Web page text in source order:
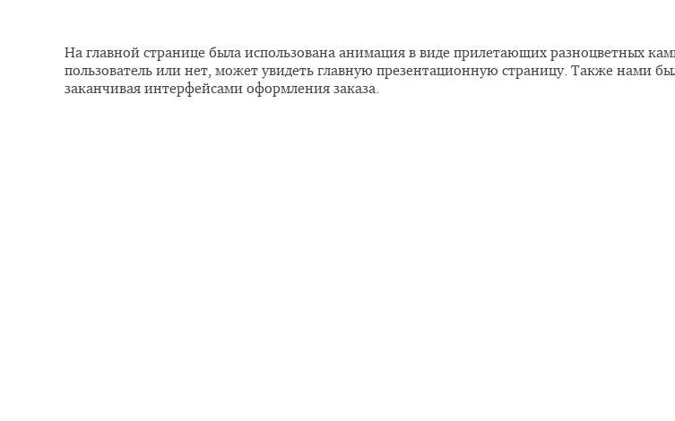
На главной странице была использована анимация в виде прилетающих разноцветных
пользователь или нет, может увидеть главную презентационную страницу. Также нами
заканчивая интерфейсами оформления заказа.